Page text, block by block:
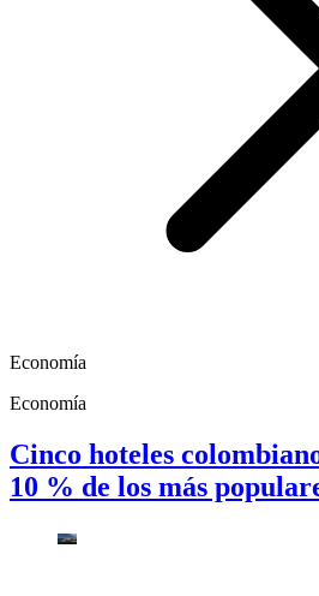
Economía
Economía
Cinco hoteles
10 % de los más